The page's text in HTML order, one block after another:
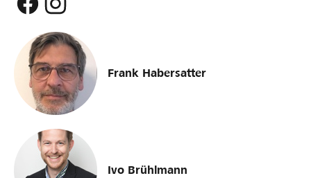
Frank Habersatter
Ivo Brühlmann